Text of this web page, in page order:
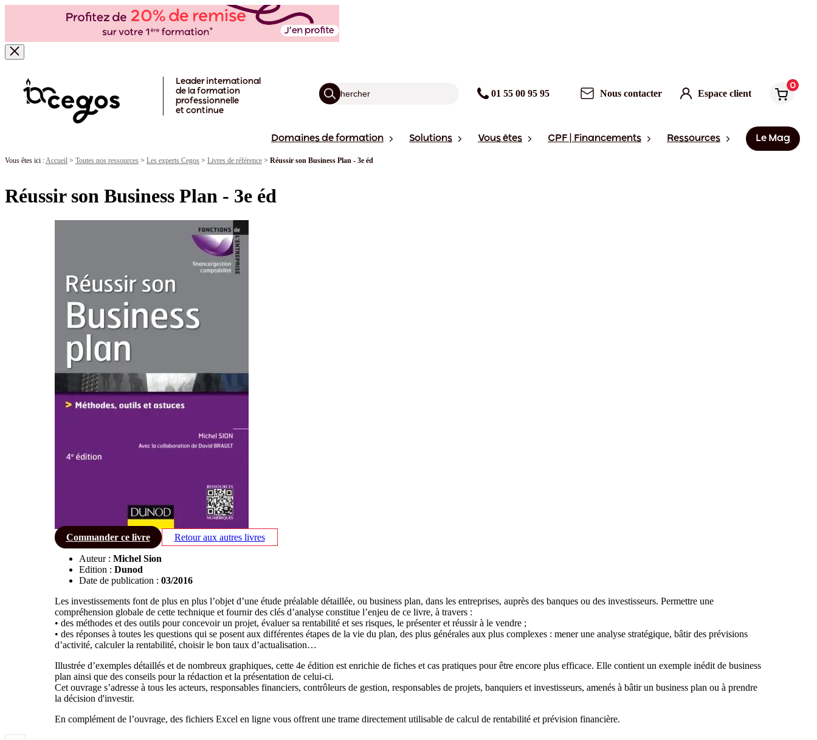
Leader international
de la formation
professionnelle
et continue
01 55 00 95 95 Nous contacter Espace client
0
Domaines de formation Solutions Vous êtes CPF | Financements Ressources Le Mag
Vous êtes ici :Accueil > Toutes nos ressources > Les experts Cegos > Livres de référence > Réussir son Business Plan - 3e éd
Réussir son Business Plan - 3e éd
Commander ce livre Retour aux autres livres
Auteur : Michel Sion
Edition : Dunod
Date de publication : 03/2016
Les investissements font de plus en plus l’objet d’une étude préalable détaillée, ou business plan, dans les entreprises, auprès des banques ou des investisseurs. Permettre une
compréhension globale de cette technique et fournir des clés d’analyse constitue l’enjeu de ce livre, à travers :
• des méthodes et des outils pour concevoir un projet, évaluer sa rentabilité et ses risques, le présenter et réussir à le vendre ;
• des réponses à toutes les questions qui se posent aux différentes étapes de la vie du plan, des plus générales aux plus complexes : mener une analyse stratégique, bâtir des prévisions
d’activité, calculer la rentabilité, choisir le bon taux d’actualisation…
Illustrée d’exemples détaillés et de nombreux graphiques, cette 4e édition est enrichie de fiches et cas pratiques pour être encore plus efficace. Elle contient un exemple inédit de business
plan ainsi que des conseils pour la rédaction et la présentation de celui-ci.
Cet ouvrage s’adresse à tous les acteurs, responsables financiers, contrôleurs de gestion, responsables de projets, banquiers et investisseurs, amenés à bâtir un business plan ou à prendre
la décision d'investir.
En complément de l’ouvrage, des fichiers Excel en ligne vous offrent une trame directement utilisable de calcul de rentabilité et prévision financière.